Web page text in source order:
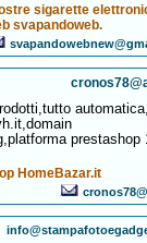
sigarette
svapandoweb.
prestashop
HomeBazar.it